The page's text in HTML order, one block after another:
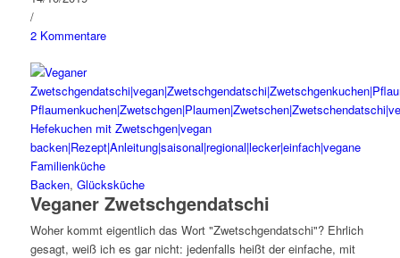
/
2 Kommentare
Backen, Glücksküche
Veganer Zwetschgendatschi
Woher kommt eigentlich das Wort "Zwetschgendatschi"? Ehrlich
gesagt, weiß ich es gar nicht: jedenfalls heißt der einfache, mit